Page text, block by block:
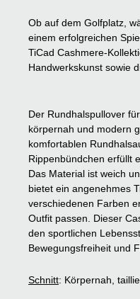
Ob auf dem Golfplatz,
einem erfolgreichen
TiCad Cashmere-
Handwerkskunst sowie
Der Rundhalspullover
körpernah und modern
komfortablen
Rippenbündchen erfüllt
Das Material ist weich
bietet ein angenehmes
verschiedenen Farben
Outfit passen. Dieser
den sportlichen
Bewegungsfreiheit und
Schnitt: Körpernah,